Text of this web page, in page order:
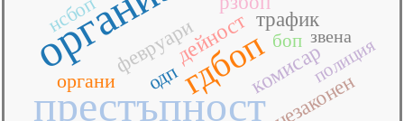
престъпност
гдбоп
дейност
комисар
незаконен
трафик
февруари
нсбоп
одп
органи
боп полиция
звена